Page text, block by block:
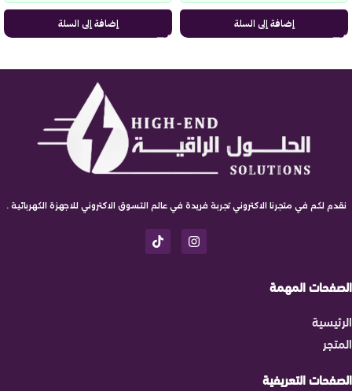
إضافة إلى السلة إضافة إلى السلة
نقدم لكم في متجرنا الاكتروني تجربة فريدة في عالم التسوق الاكتروني للاجهزة الكهربائية .
الصفحات المهمة
الرئيسية
المتجر
الصفحات التعريفية